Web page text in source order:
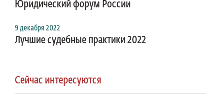
Юридический форум России
9 декабря 2022
Лучшие судебные практики 2022
Сейчас интересуются